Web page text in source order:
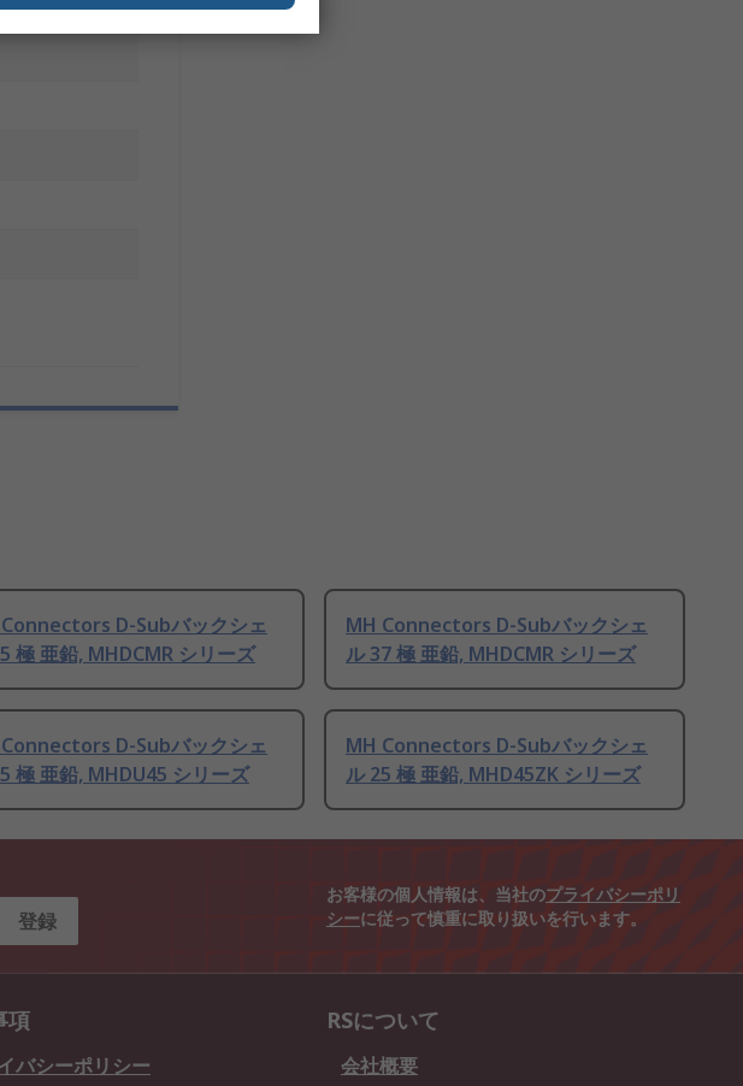
D-Subバックシェ
極 亜鉛, MHDCMR シリーズ
MH Connectors D-Subバックシェ
ル 37 極 亜鉛, MHDCMR シリーズ
D-Subバックシェ
極 亜鉛, MHDU45 シリーズ
MH Connectors D-Subバックシェ
ル 25 極 亜鉛, MHD45ZK シリーズ
登録
お客様の個人情報は、当社のプライバシーポリ
シーに従って慎重に取り扱いを行います。
項
バシーポリシー
RSについて
会社概要